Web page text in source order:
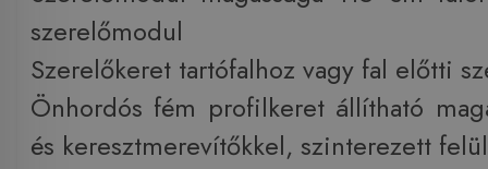
szerelőmodul
Szerelőkeret tartófalhoz vagy fal előtti
Önhordós fém profilkeret állítható
és keresztmerevítőkkel, szinterezett